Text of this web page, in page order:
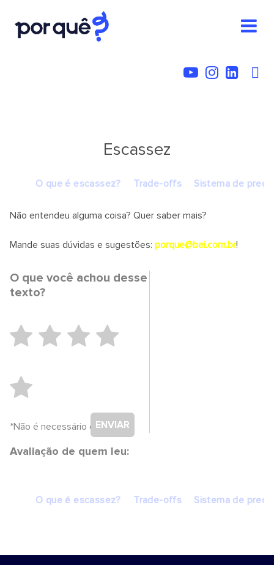
Escassez
O que é escassez? Trade-offs Sistema de
Não entendeu alguma coisa? Quer saber mais?
Mande suas dúvidas e sugestões:porque@bei.com.br!
O que você achou desse
texto?
ENVIAR
*Não é necessário cadastro.
Avaliação de quem leu:
O que é escassez? Trade-offs Sistema de